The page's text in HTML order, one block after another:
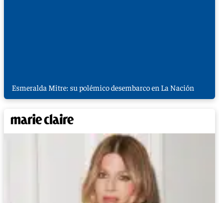
Esmeralda Mitre: su polémico desembarco en La Nación